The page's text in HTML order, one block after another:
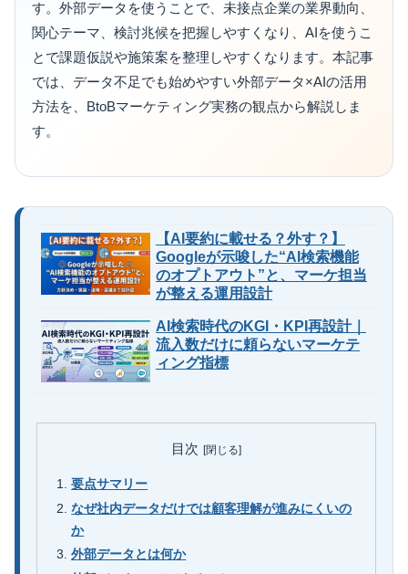
す。外部データを使うことで、未接点企業の業界動向、
関心テーマ、検討兆候を把握しやすくなり、AIを使うこ
とで課題仮説や施策案を整理しやすくなります。本記事
では、データ不足でも始めやすい外部データ×AIの活用
方法を、BtoBマーケティング実務の観点から解説しま
す。
【AI要約に載せる？外す？】
Googleが示唆した“AI検索機能
のオプトアウト”と、マーケ担当
が整える運用設計
AI検索時代のKGI・KPI再設計｜
流入数だけに頼らないマーケテ
ィング指標
目次
要点サマリー
なぜ社内データだけでは顧客理解が進みにくいの
か
外部データとは何か